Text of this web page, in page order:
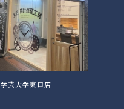
学芸大学東口店